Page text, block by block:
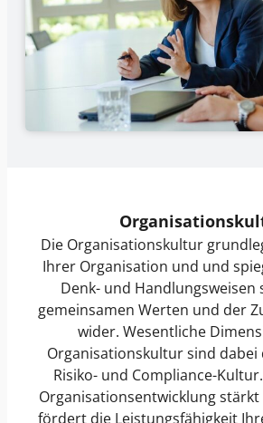
Die Organisationskultur
Ihrer Organisation und und
Denk- und Handlungsweisen
gemeinsamen Werten und der
wider. Wesentliche
Organisationskultur sind dabei
Risiko- und Compliance-
Organisationsentwicklungstärkt
fördert die Leistungsfähigkeit